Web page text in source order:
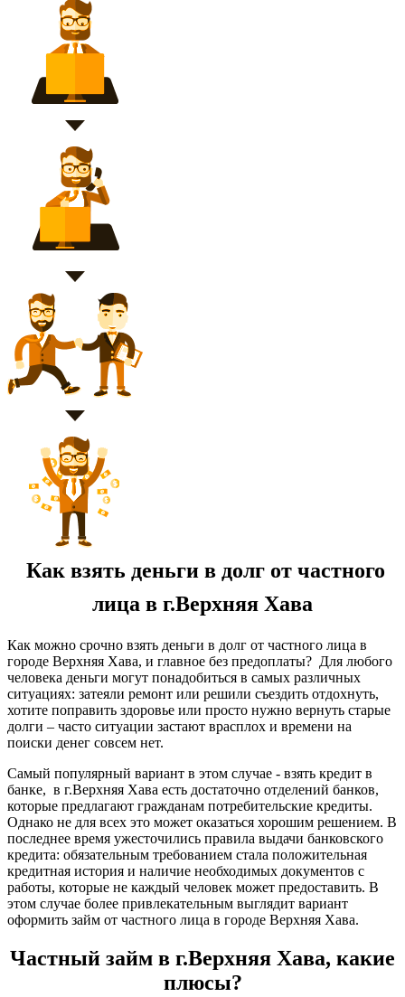
Как взять деньги в долг от частного
лица в г.Верхняя Хава
Как можно срочно взять деньги в долг от частного лица в
городе Верхняя Хава, и главное без предоплаты? Для любого
человека деньги могут понадобиться в самых различных
ситуациях: затеяли ремонт или решили съездить отдохнуть,
хотите поправить здоровье или просто нужно вернуть старые
долги – часто ситуации застают врасплох и времени на
поиски денег совсем нет.
Самый популярный вариант в этом случае - взять кредит в
банке, в г.Верхняя Хава есть достаточно отделений банков,
которые предлагают гражданам потребительские кредиты.
Однако не для всех это может оказаться хорошим решением. В
последнее время ужесточились правила выдачи банковского
кредита: обязательным требованием стала положительная
кредитная история и наличие необходимых документов с
работы, которые не каждый человек может предоставить. В
этом случае более привлекательным выглядит вариант
оформить займ от частного лица в городе Верхняя Хава.
Частный займ в г.Верхняя Хава, какие
плюсы?